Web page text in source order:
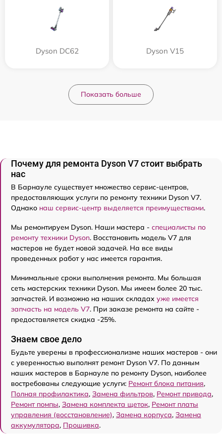
Dyson DC62 Dyson V15
Показать больше
Почему для ремонта Dyson V7 стоит выбрать
нас
В Барнауле существует множество сервис-центров,
предоставляющих услуги по ремонту техники Dyson V7.
Однако наш сервис-центр выделяется преимуществами.
Мы ремонтируем Dyson. Наши мастера - специалисты по
ремонту техники Dyson. Восстановить модель V7 для
мастеров не будет новой задачей. На все виды
проведенных работ у нас имеется гарантия.
Минимальные сроки выполнения ремонта. Мы большая
сеть мастерских техники Dyson. Мы имеем более 20 тыс.
запчастей. И возможно на наших складах уже имеется
запчасть на модель V7. При заказе ремонта на сайте -
предоставляется скидка -25%.
Знаем свое дело
Будьте уверены в профессионализме наших мастеров - они
с уверенностью выполнят ремонт Dyson V7. По данным
наших мастеров в Барнауле по ремонту Dyson, наиболее
востребованы следующие услуги: Ремонт блока питания,
Полная профилактика, Замена фильтров, Ремонт привода,
Ремонт помпы, Замена комплекта щеток, Ремонт платы
управления (восстановление), Замена корпуса, Замена
аккумулятора, Прошивка.